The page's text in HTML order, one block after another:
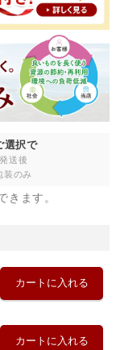
選択で
送後
装のみ
きます。
カートに入れる
カートに入れる